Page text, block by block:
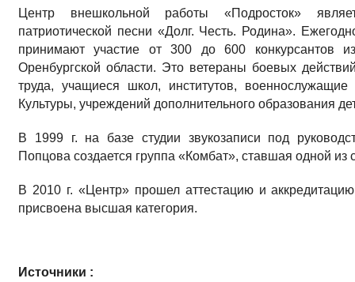
Центр внешкольной работы «Подросток»
патриотической песни «Долг. Честь. Родина».
принимают участие от 300 до 600 конкурсантов
Оренбургской области. Это ветераны боевых
труда, учащиеся школ, институтов,
Культуры, учреждений дополнительного образования
В 1999 г. на базе студии звукозаписи под
Попцова создается группа «Комбат», ставшая одной
В 2010 г. «Центр» прошел аттестацию и
присвоена высшая категория.
Источники :